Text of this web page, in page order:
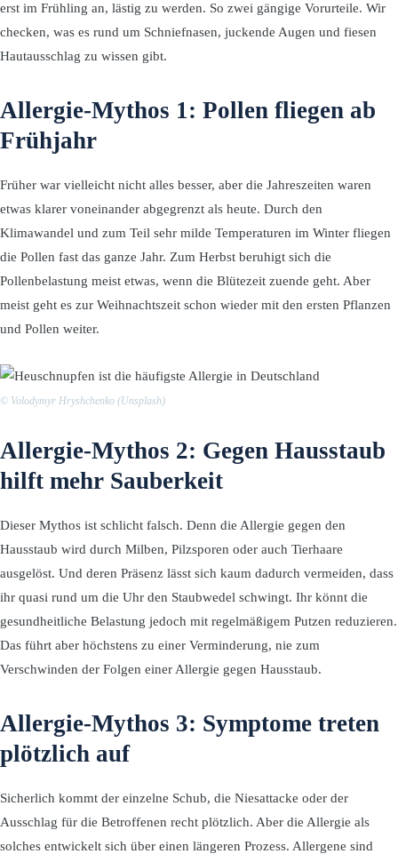
erst im Frühling an, lästig zu werden. So zwei gängige Vorurteile. Wir
checken, was es rund um Schniefnasen, juckende Augen und fiesen
Hautausschlag zu wissen gibt.
Allergie-Mythos 1: Pollen fliegen ab
Frühjahr
Früher war vielleicht nicht alles besser, aber die Jahreszeiten waren
etwas klarer voneinander abgegrenzt als heute. Durch den
Klimawandel und zum Teil sehr milde Temperaturen im Winter fliegen
die Pollen fast das ganze Jahr. Zum Herbst beruhigt sich die
Pollenbelastung meist etwas, wenn die Blütezeit zuende geht. Aber
meist geht es zur Weihnachtszeit schon wieder mit den ersten Pflanzen
und Pollen weiter.
© Volodymyr Hryshchenko (Unsplash)
Allergie-Mythos 2: Gegen Hausstaub
hilft mehr Sauberkeit
Dieser Mythos ist schlicht falsch. Denn die Allergie gegen den
Hausstaub wird durch Milben, Pilzsporen oder auch Tierhaare
ausgelöst. Und deren Präsenz lässt sich kaum dadurch vermeiden, dass
ihr quasi rund um die Uhr den Staubwedel schwingt. Ihr könnt die
gesundheitliche Belastung jedoch mit regelmäßigem Putzen reduzieren.
Das führt aber höchstens zu einer Verminderung, nie zum
Verschwinden der Folgen einer Allergie gegen Hausstaub.
Allergie-Mythos 3: Symptome treten
plötzlich auf
Sicherlich kommt der einzelne Schub, die Niesattacke oder der
Ausschlag für die Betroffenen recht plötzlich. Aber die Allergie als
solches entwickelt sich über einen längeren Prozess. Allergene sind